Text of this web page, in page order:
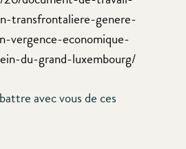
transfrontaliere-genere-
vergence-economique-
du-grand-luxembourg/
avec vous de ces